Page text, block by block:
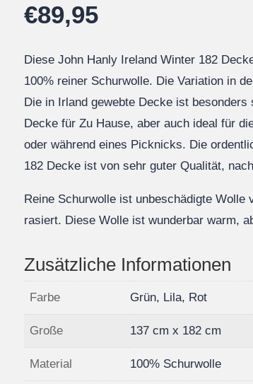
€89,95
Diese John Hanly Ireland Winter 182
100% reiner Schurwolle. Die Variation in
Die in Irland gewebte Decke ist
Decke für Zu Hause, aber auch ideal für
oder während eines Picknicks. Die
182 Decke ist von sehr guter Qualität,
Reine Schurwolle ist unbeschädigte Wolle
rasiert. Diese Wolle ist wunderbar warm,
Zusätzliche Informationen
Farbe Grün, Lila, Rot
Große 137 cm x 182 cm
Material 100% Schurwolle